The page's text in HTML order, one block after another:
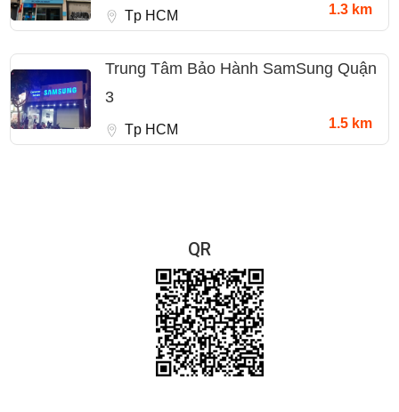
Tp HCM 1.3 km
Trung Tâm Bảo Hành SamSung Quận
3
Tp HCM 1.5 km
QR